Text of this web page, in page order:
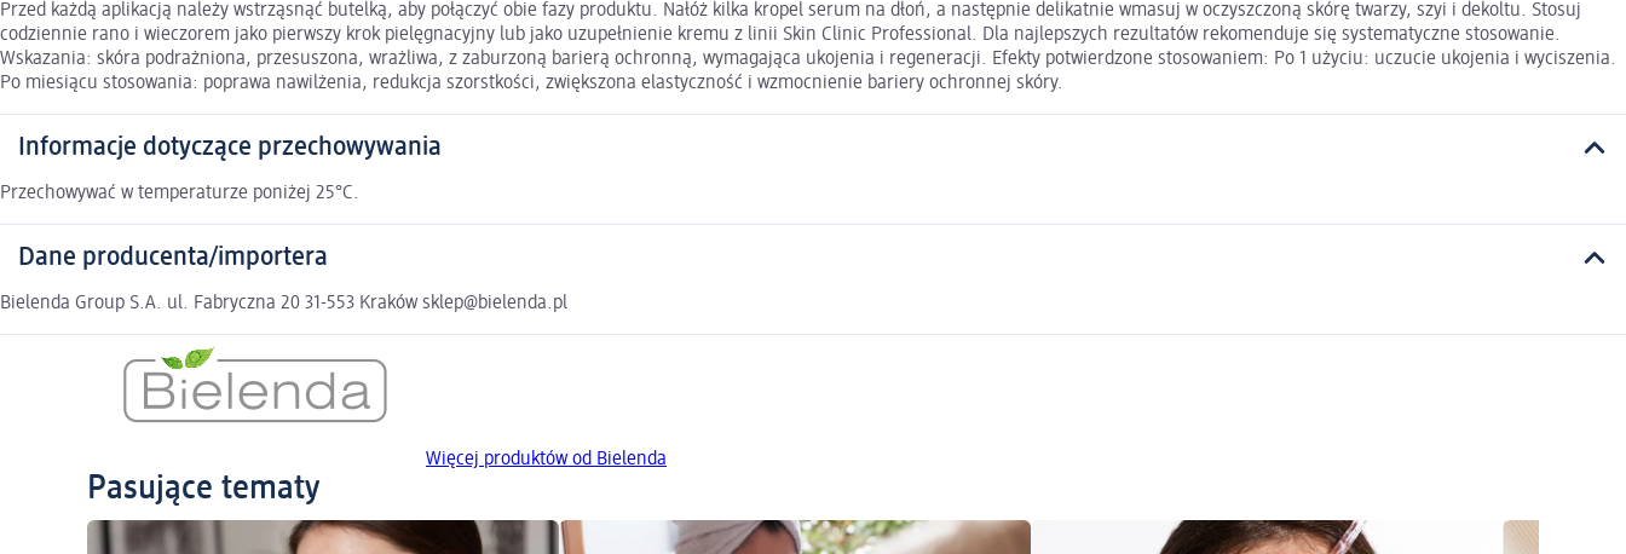
Przed każdą aplikacją należy wstrząsnąć butelką, aby połączyć obie fazy produktu. Nałóż kilka kropel serum na dłoń, a następnie delikatnie wmasuj w oczyszczoną skórę twarzy, szyi i dekoltu. Stosuj
codziennie rano i wieczorem jako pierwszy krok pielęgnacyjny lub jako uzupełnienie kremu z linii Skin Clinic Professional. Dla najlepszych rezultatów rekomenduje się systematyczne stosowanie.
Wskazania: skóra podrażniona, przesuszona, wrażliwa, z zaburzoną barierą ochronną, wymagająca ukojenia i regeneracji. Efekty potwierdzone stosowaniem: Po 1 użyciu: uczucie ukojenia i wyciszenia.
Po miesiącu stosowania: poprawa nawilżenia, redukcja szorstkości, zwiększona elastyczność i wzmocnienie bariery ochronnej skóry.
Informacje dotyczące przechowywania
Przechowywać w temperaturze poniżej 25°C.
Dane producenta/importera
Bielenda Group S.A. ul. Fabryczna 20 31-553 Kraków sklep@bielenda.pl
Więcej produktów od Bielenda
Pasujące tematy